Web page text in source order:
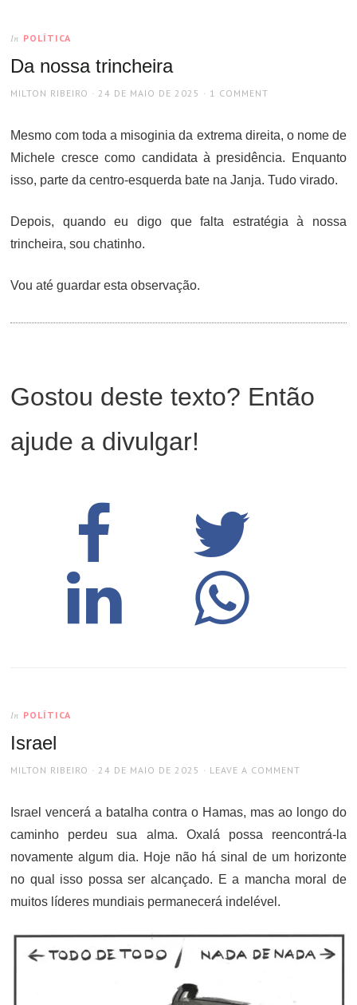
In POLÍTICA
Da nossa trincheira
AUTHOR
MILTON RIBEIRO
POSTED
24 DE MAIO DE 2025 1 COMMENT
Mesmo com toda a misoginia da extrema direita, o nome de
Michele cresce como candidata à presidência. Enquanto
isso, parte da centro-esquerda bate na Janja. Tudo virado.
Depois, quando eu digo que falta estratégia à nossa
trincheira, sou chatinho.
Vou até guardar esta observação.
Gostou deste texto? Então
ajude a divulgar!
In POLÍTICA
Israel
AUTHOR
MILTON RIBEIRO
POSTED
24 DE MAIO DE 2025 LEAVE A COMMENT
Israel vencerá a batalha contra o Hamas, mas ao longo do
caminho perdeu sua alma. Oxalá possa reencontrá-la
novamente algum dia. Hoje não há sinal de um horizonte
no qual isso possa ser alcançado. E a mancha moral de
muitos líderes mundiais permanecerá indelével.